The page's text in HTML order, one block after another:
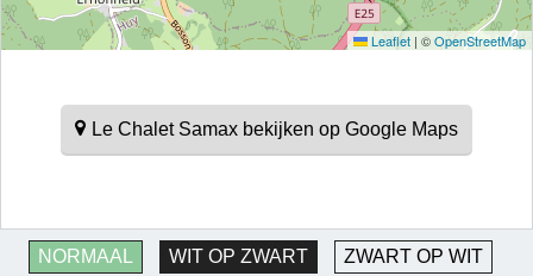
Leaflet | ©OpenStreetMap
Le Chalet Samax bekijken op Google Maps
NORMAAL WIT OP ZWART ZWART OP WIT